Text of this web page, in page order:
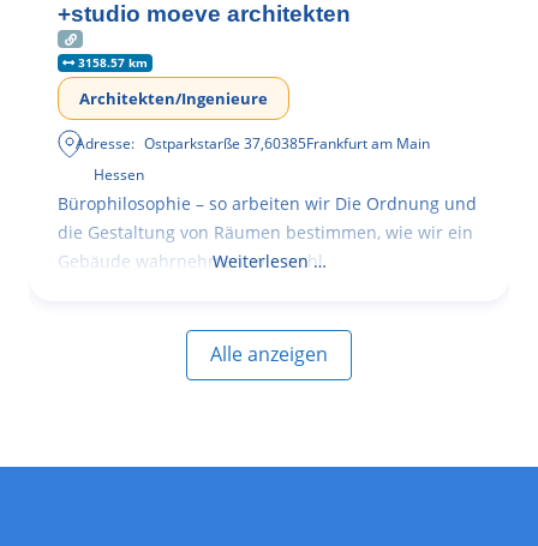
+studio moeve architekten
3158.57 km
Architekten/Ingenieure
Adresse: Ostparkstarße 37,60385Frankfurt am Main
Hessen
Bürophilosophie – so arbeiten wir Die Ordnung und
die Gestaltung von Räumen bestimmen, wie wir ein
Gebäude wahrnehmen, wie wohl
Weiterlesen …
Alle anzeigen